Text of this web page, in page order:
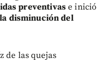
preventivase inició
disminución del
de las quejas